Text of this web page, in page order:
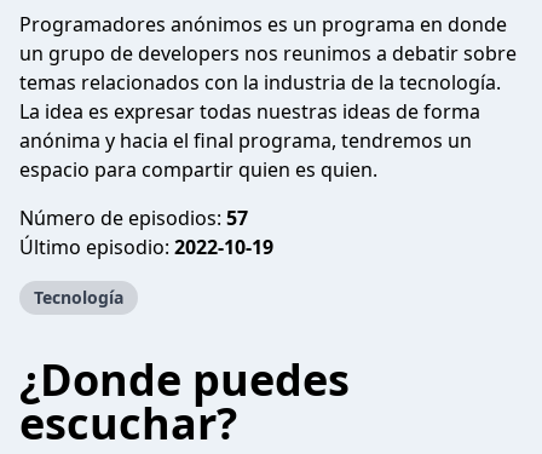
Programadores anónimos es un programa en donde
un grupo de developers nos reunimos a debatir sobre
temas relacionados con la industria de la tecnología.
La idea es expresar todas nuestras ideas de forma
anónima y hacia el final programa, tendremos un
espacio para compartir quien es quien.
Número de episodios: 57
Último episodio: 2022-10-19
Tecnología
¿Donde puedes
escuchar?